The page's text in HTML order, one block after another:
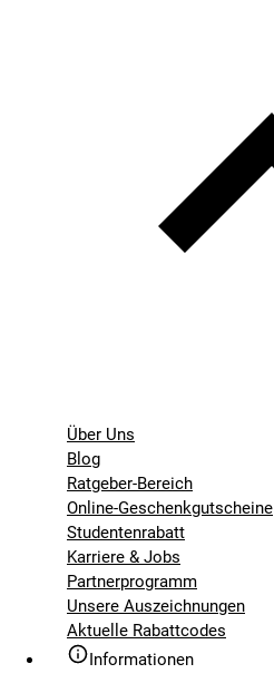
Über Uns
Blog
Ratgeber-Bereich
Online-Geschenkgutscheine
Studentenrabatt
Karriere & Jobs
Partnerprogramm
Unsere Auszeichnungen
Aktuelle Rabattcodes
Informationen